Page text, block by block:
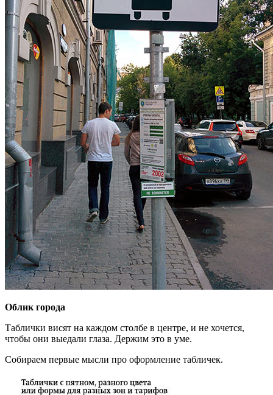
Облик города
Таблички висят на каждом столбе в центре, и не хочется,
чтобы они выедали глаза. Держим это в уме.
Собираем первые мысли про оформление табличек.